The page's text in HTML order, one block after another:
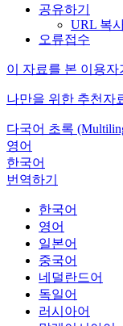
공유하기
URL 복
오류접수
이 자료를 본 이용자
나만을 위한 추천자
다국어 초록
영어
한국어
번역하기
한국어
영어
일본어
중국어
네덜란드어
독일어
러시아어